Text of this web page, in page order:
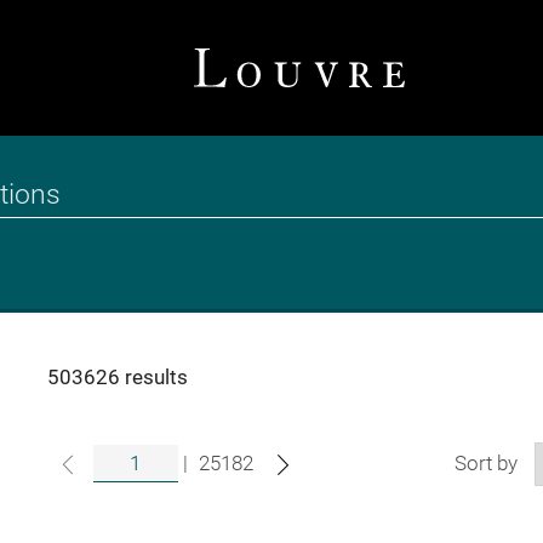
503626 results
| 25182 Sort by